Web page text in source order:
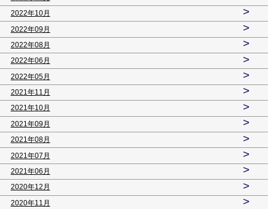
2022年10月 >
2022年09月 >
2022年08月 >
2022年06月 >
2022年05月 >
2021年11月 >
2021年10月 >
2021年09月 >
2021年08月 >
2021年07月 >
2021年06月 >
2020年12月 >
2020年11月 >